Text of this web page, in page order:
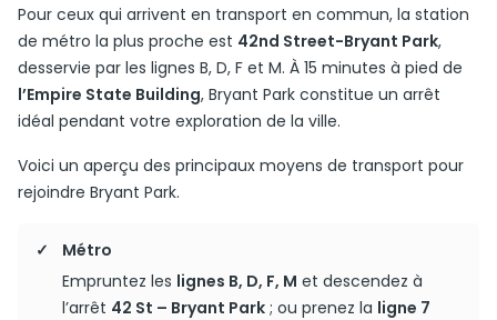
Pour ceux qui arrivent en transport en commun, la station
de métro la plus proche est 42nd Street-Bryant Park,
desservie par les lignes B, D, F et M. À 15 minutes à pied de
l’Empire State Building, Bryant Park constitue un arrêt
idéal pendant votre exploration de la ville.
Voici un aperçu des principaux moyens de transport pour
rejoindre Bryant Park.
Métro
Empruntez les lignes B, D, F, M et descendez à
l’arrêt 42 St – Bryant Park ; ou prenez la ligne 7